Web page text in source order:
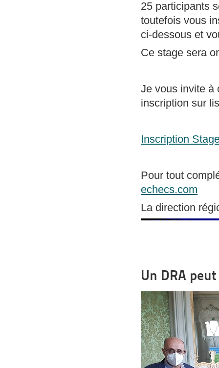
25 participants
toutefois vous
ci-dessous et
Ce stage sera
Je vous invite à
inscription sur
Inscription
Pour tout
echecs.com
La direction
Un DRA